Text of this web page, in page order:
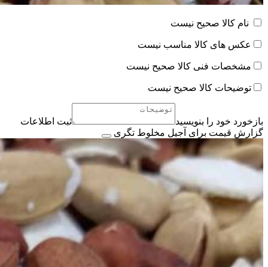
نام کالا صحیح نیست
عکس های کالا مناسب نیست
مشخصات فنی کالا صحیح نیست
توضیحات کالا صحیح نیست
بازخورد خود را بنویسید
ثبت اطلاعات
گزارش قیمت برای آجیل مخلوط تگری